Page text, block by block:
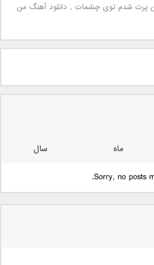
پرت شدم توی چشمات , دانلود آهنگ من
ماه
سال
Sorry, no posts